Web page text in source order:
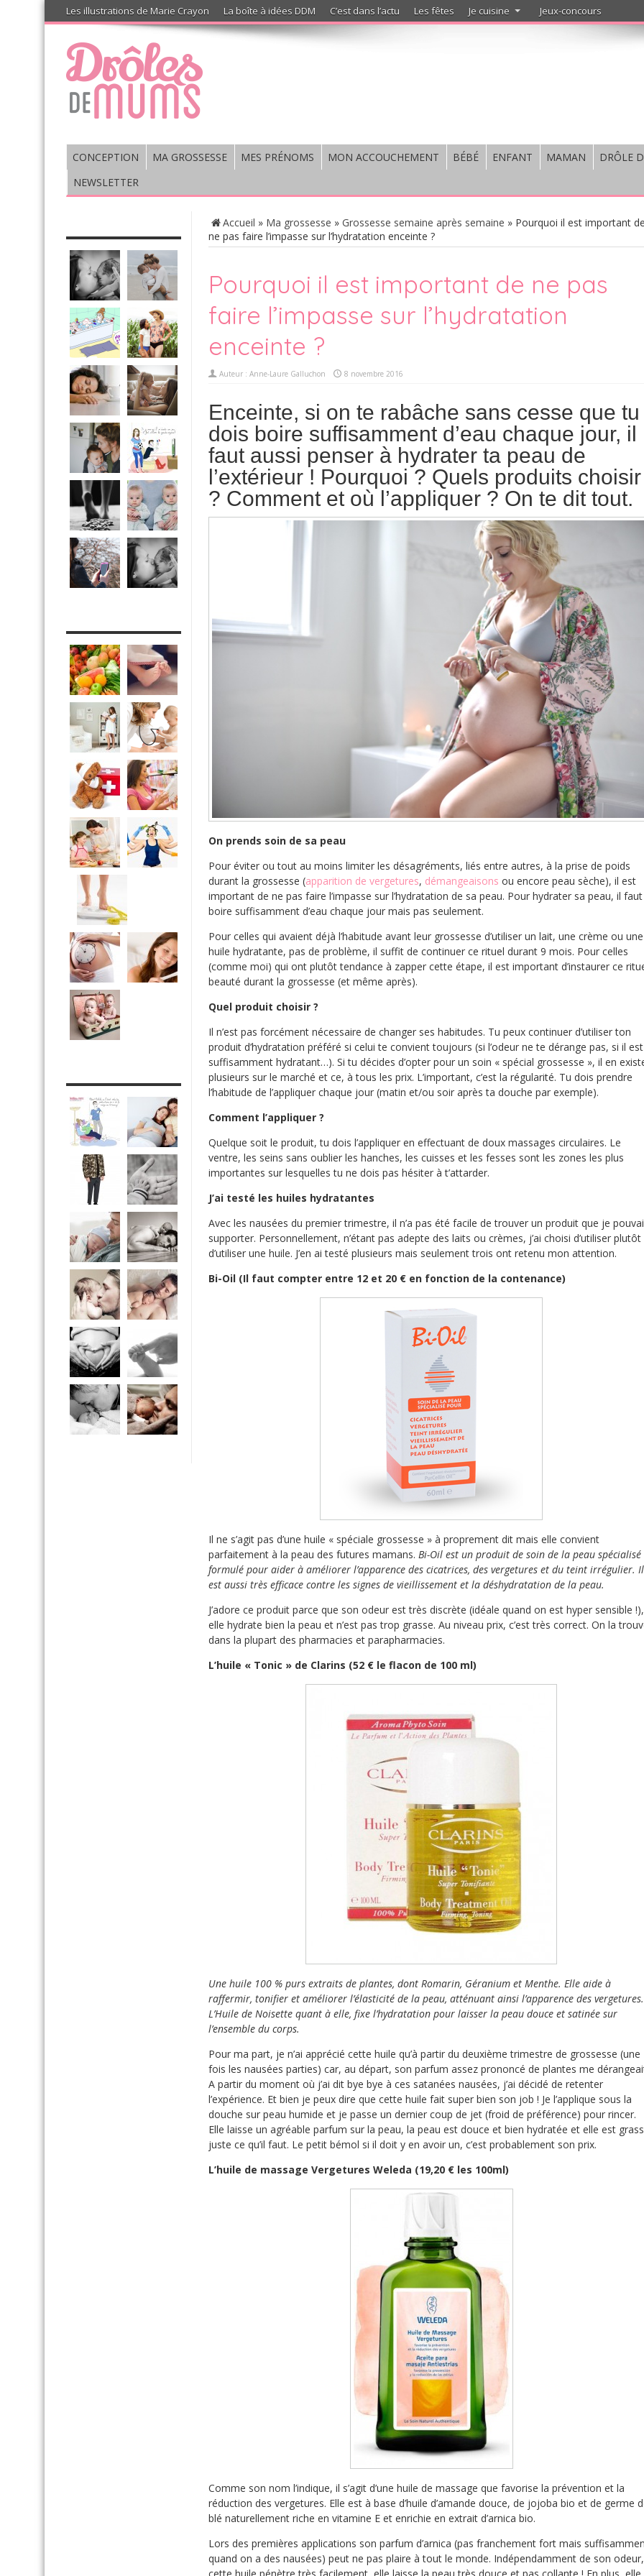
Les illustrations de Marie Crayon La boîte à idées DDM C’est dans l’actu Les fêtes Je cuisine Jeux-concours
CONCEPTION MA GROSSESSE MES PRÉNOMS MON ACCOUCHEMENT BÉBÉ ENFANT MAMAN
DRÔLE
NEWSLETTER
Accueil » Ma grossesse » Grossesse semaine après semaine » Pourquoi il est important
ne pas faire l’impasse sur l’hydratation enceinte ?
Pourquoi il est important de ne pas
faire l’impasse sur l’hydratation
enceinte ?
Auteur : Anne-Laure Galluchon 8 novembre 2016
Enceinte, si on te rabâche sans cesse que tu
dois boire suffisamment d’eau chaque jour, il
faut aussi penser à hydrater ta peau de
l’extérieur ! Pourquoi ? Quels produits choisir
? Comment et où l’appliquer ? On te dit tout.
On prends soin de sa peau
Pour éviter ou tout au moins limiter les désagréments, liés entre autres, à la prise de poids
durant la grossesse (apparition de vergetures, démangeaisons ou encore peau sèche), il est
important de ne pas faire l’impasse sur l’hydratation de sa peau. Pour hydrater sa peau, il faut
boire suffisamment d’eau chaque jour mais pas seulement.
Pour celles qui avaient déjà l’habitude avant leur grossesse d’utiliser un lait, une crème ou une
huile hydratante, pas de problème, il suffit de continuer ce rituel durant 9 mois. Pour celles
(comme moi) qui ont plutôt tendance à zapper cette étape, il est important d’instaurer ce
beauté durant la grossesse (et même après).
Quel produit choisir ?
Il n’est pas forcément nécessaire de changer ses habitudes. Tu peux continuer d’utiliser ton
produit d’hydratation préféré si celui te convient toujours (si l’odeur ne te dérange pas, si il est
suffisamment hydratant…). Si tu décides d’opter pour un soin « spécial grossesse », il en
plusieurs sur le marché et ce, à tous les prix. L’important, c’est la régularité. Tu dois prendre
l’habitude de l’appliquer chaque jour (matin et/ou soir après ta douche par exemple).
Comment l’appliquer ?
Quelque soit le produit, tu dois l’appliquer en effectuant de doux massages circulaires. Le
ventre, les seins sans oublier les hanches, les cuisses et les fesses sont les zones les plus
importantes sur lesquelles tu ne dois pas hésiter à t’attarder.
J’ai testé les huiles hydratantes
Avec les nausées du premier trimestre, il n’a pas été facile de trouver un produit que je
supporter. Personnellement, n’étant pas adepte des laits ou crèmes, j’ai choisi d’utiliser plutôt
d’utiliser une huile. J’en ai testé plusieurs mais seulement trois ont retenu mon attention.
Bi-Oil (Il faut compter entre 12 et 20 € en fonction de la contenance)
Il ne s’agit pas d’une huile « spéciale grossesse » à proprement dit mais elle convient
parfaitement à la peau des futures mamans. Bi-Oil est un produit de soin de la peau spécialisé
formulé pour aider à améliorer l’apparence des cicatrices, des vergetures et du teint irrégulier. Il
est aussi très efficace contre les signes de vieillissement et la déshydratation de la peau.
J’adore ce produit parce que son odeur est très discrète (idéale quand on est hyper sensible !),
elle hydrate bien la peau et n’est pas trop grasse. Au niveau prix, c’est très correct. On la
dans la plupart des pharmacies et parapharmacies.
L’huile « Tonic » de Clarins (52 € le flacon de 100 ml)
Une huile 100 % purs extraits de plantes, dont Romarin, Géranium et Menthe. Elle aide à
raffermir, tonifier et améliorer l’élasticité de la peau, atténuant ainsi l’apparence des vergetures.
L’Huile de Noisette quant à elle, fixe l’hydratation pour laisser la peau douce et satinée sur
l’ensemble du corps.
Pour ma part, je n’ai apprécié cette huile qu’à partir du deuxième trimestre de grossesse (une
fois les nausées parties) car, au départ, son parfum assez prononcé de plantes me
A partir du moment où j’ai dit bye bye à ces satanées nausées, j’ai décidé de retenter
l’expérience. Et bien je peux dire que cette huile fait super bien son job ! Je l’applique sous la
douche sur peau humide et je passe un dernier coup de jet (froid de préférence) pour rincer.
Elle laisse un agréable parfum sur la peau, la peau est douce et bien hydratée et elle est
juste ce qu’il faut. Le petit bémol si il doit y en avoir un, c’est probablement son prix.
L’huile de massage Vergetures Weleda (19,20 € les 100ml)
Comme son nom l’indique, il s’agit d’une huile de massage que favorise la prévention et la
réduction des vergetures. Elle est à base d’huile d’amande douce, de jojoba bio et de germe
blé naturellement riche en vitamine E et enrichie en extrait d’arnica bio.
Lors des premières applications son parfum d’arnica (pas franchement fort mais
quand on a des nausées) peut ne pas plaire à tout le monde. Indépendamment de son odeur,
cette huile pénètre très facilement, elle laisse la peau très douce et pas collante ! En plus, elle